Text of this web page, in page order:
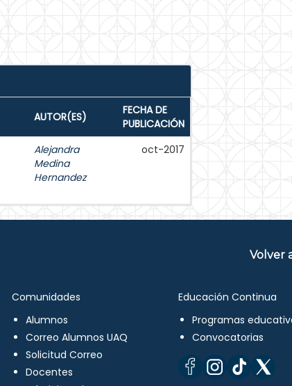
AUTOR(ES)
FECHA DE
PUBLICACIÓN
Alejandra
Medina
Hernandez
oct-2017
Volver
Comunidades
Alumnos
Correo Alumnos UAQ
Solicitud Correo
Docentes
Educación Continua
Programas
Convocatorias